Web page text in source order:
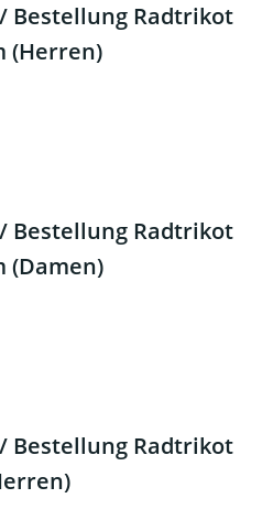
Bestellung Radtrikot
(Herren)
Bestellung Radtrikot
(Damen)
Bestellung Radtrikot